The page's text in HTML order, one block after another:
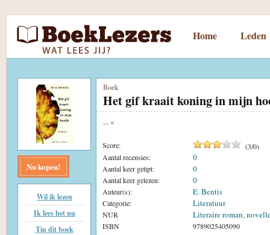
Home Leden
Nu kopen!
Wil ik lezen
Ik lees het nu
Tip dit boek
Boek
Het gif kraait koning in mijn
... «
Score: (3/0)
Aantal recensies:
0
Aantal keer getipt: 0
Aantal keer gelezen: 0
Auteur(s): E. Bentis
Categorie: Literatuur
NUR Literaire roman,
ISBN 9789025405090